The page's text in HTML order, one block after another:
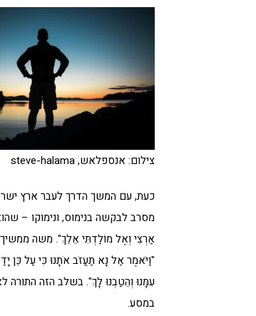
צילום: אנספלאש, steve-halama
כעת, עם המשך הדרך לעבר ארץ
מסרב לבקשה בנימוס, ונימוקו –
אַרְצִי וְאֶל מוֹלַדְתִּי אֵלֵךְ". משה ממשיך
"וַיֹּאמֶר אַל נָא תַּעֲזֹב אֹתָנוּ כִּי עַל כֵּן
עִמָּנוּ וְהֵטַבְנוּ לָךְ". בשלב הזה התורה
במסע.